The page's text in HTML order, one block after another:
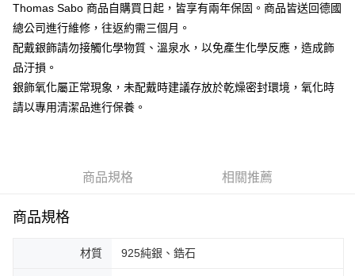
Thomas Sabo 商品自購買日起，皆享有兩年保固。商品皆送回德國
總公司進行維修，往返約需三個月。
配戴銀飾請勿接觸化學物質、溫泉水，以免產生化學反應，造成飾
品汙損。
銀飾氧化屬正常現象，未配戴時建議存放於乾燥密封環境，氧化時
請以專用清潔品進行保養。
商品規格 相關推薦
商品規格
材質 925純銀、鋯石